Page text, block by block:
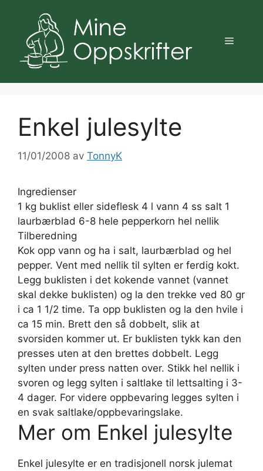
innhold
Meny
Enkel julesylte
11/01/2008 av TonnyK
Ingredienser
1 kg buklist eller sideflesk 4 l vann 4 ss salt 1
laurbærblad 6-8 hele pepperkorn hel nellik
Tilberedning
Kok opp vann og ha i salt, laurbærblad og hel
pepper. Vent med nellik til sylten er ferdig kokt.
Legg buklisten i det kokende vannet (vannet
skal dekke buklisten) og la den trekke ved 80 gr
i ca 1 1/2 time. Ta opp buklisten og la den hvile i
ca 15 min. Brett den så dobbelt, slik at
svorsiden kommer ut. Er buklisten tykk kan den
presses uten at den brettes dobbelt. Legg
sylten under press natten over. Stikk hel nellik i
svoren og legg sylten i saltlake til lettsalting i 3-
4 dager. For videre oppbevaring legges sylten i
en svak saltlake/oppbevaringslake.
Mer om Enkel julesylte
Enkel julesylte er en tradisjonell norsk julemat